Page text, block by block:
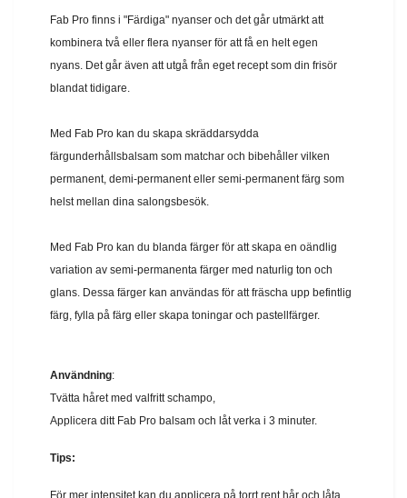
Fab Pro finns i "Färdiga" nyanser och det går utmärkt att
kombinera två eller flera nyanser för att få en helt egen
nyans. Det går även att utgå från eget recept som din frisör
blandat tidigare.
Med Fab Pro kan du skapa skräddarsydda
färgunderhållsbalsam som matchar och bibehåller vilken
permanent, demi-permanent eller semi-permanent färg som
helst mellan dina salongsbesök.
Med Fab Pro kan du blanda färger för att skapa en oändlig
variation av semi-permanenta färger med naturlig ton och
glans. Dessa färger kan användas för att fräscha upp befintlig
färg, fylla på färg eller skapa toningar och pastellfärger.
Användning:
Tvätta håret med valfritt schampo,
Applicera ditt Fab Pro balsam och låt verka i 3 minuter.
Tips:
För mer intensitet kan du applicera på torrt rent hår och låta